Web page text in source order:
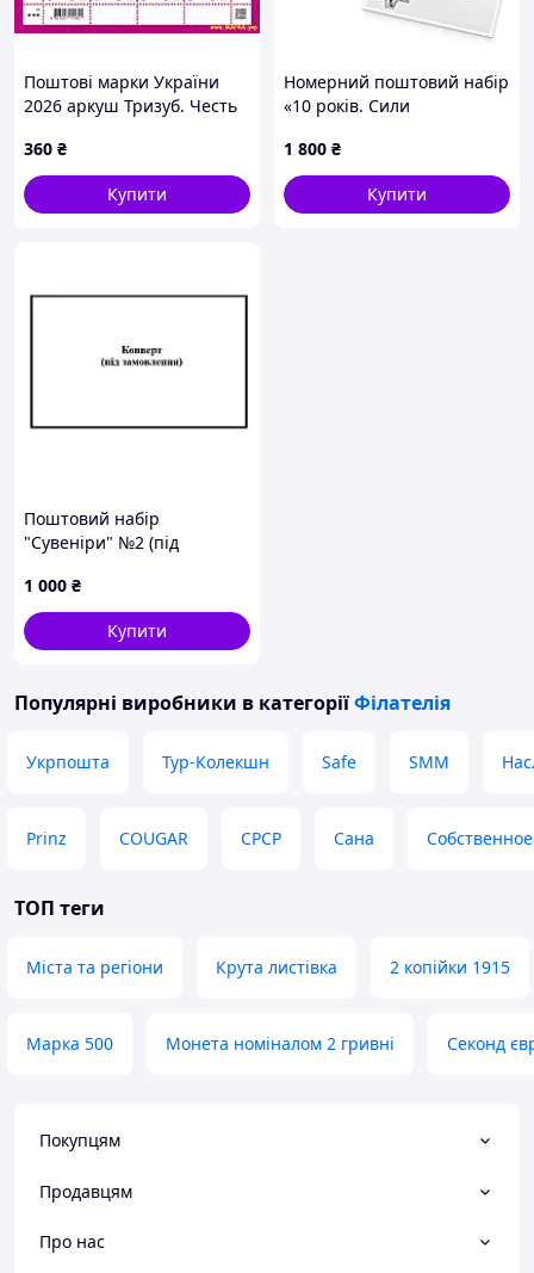
Поштові марки України
2026 аркуш Тризуб. Честь
360 ₴
Купити
Номерний поштовий набір
«10 років. Сили
(стандарт)
1 800 ₴
Купити
Поштовий набір
"Сувеніри" №2 (під
1 000 ₴
Купити
Популярні виробники в категоріїФілателія
Укрпошта Тур-Колекшн Safe SMM
Prinz COUGAR СРСР Сана
ТОП теги
Міста та регіони Крута листівка 2 копійки 1915
Марка 500 Монета номіналом 2 гривні Секонд
Покупцям
Продавцям
Про нас